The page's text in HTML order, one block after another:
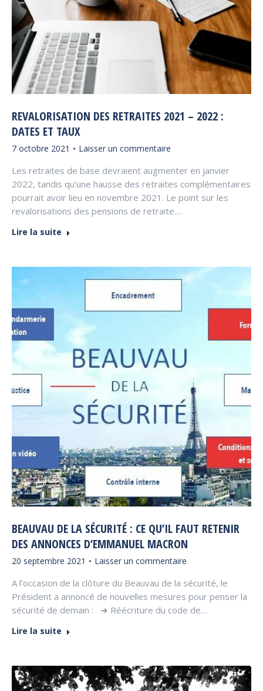
REVALORISATION DES RETRAITES 2021 – 2022 :
DATES ET TAUX
7 octobre 2021 Laisser un commentaire
Les retraites de base devraient augmenter en janvier
2022, tandis qu’une hausse des retraites complémentaires
pourrait avoir lieu en novembre 2021. Le point sur les
revalorisations des pensions de retraite.…
Lire la suite
BEAUVAU DE LA SÉCURITÉ : CE QU’IL FAUT RETENIR
DES ANNONCES D’EMMANUEL MACRON
20 septembre 2021 Laisser un commentaire
A l’occasion de la clôture du Beauvau de la sécurité, le
Président a annoncé de nouvelles mesures pour penser la
sécurité de demain : ➜ Réécriture du code de…
Lire la suite